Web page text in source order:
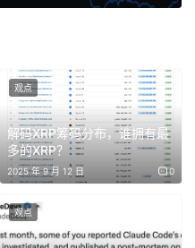
建→重构全球清算网络​
覆盖全球10亿用户，年处
业务占比达35%。但传统
）主导体系，正面临稳定币
战略​ ​：
解码XRP筹码分布，谁拥有最
多的XRP？
2025 年 9 月 12 日 0
观点
观点